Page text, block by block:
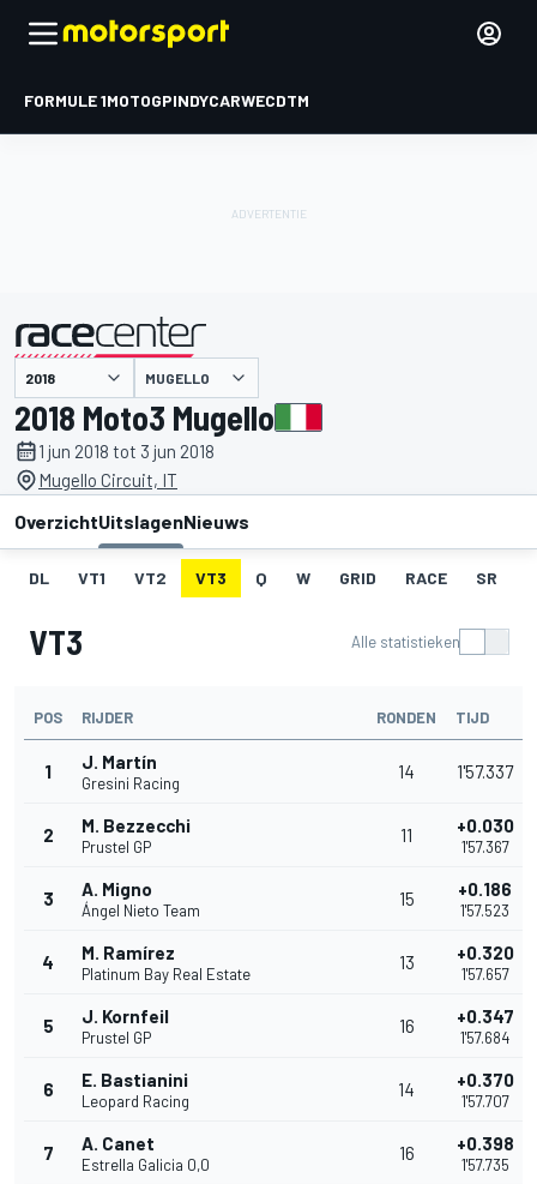
FORMULE 1MOTOGPINDYCARWECDTM
gepresenteerd door MUGELLO
2018 Moto3 Mugello
1 jun 2018 tot 3 jun 2018
Mugello Circuit, IT
OverzichtUitslagenNieuws
DL VT1 VT2 VT3 Q W GRID RACE SR
VT3 Alle statistieken
POS RIJDER RONDEN TIJD
1 J. Martín
Gresini Racing
14 1'57.337
2 M. Bezzecchi
Prustel GP
11 +0.030
1'57.367
3 A. Migno
Ángel Nieto Team
15 +0.186
1'57.523
4 M. Ramírez
Platinum Bay Real Estate
13 +0.320
1'57.657
5 J. Kornfeil
Prustel GP
16 +0.347
1'57.684
6 E. Bastianini
Leopard Racing
14 +0.370
1'57.707
7 A. Canet
Estrella Galicia 0,0
16 +0.398
1'57.735